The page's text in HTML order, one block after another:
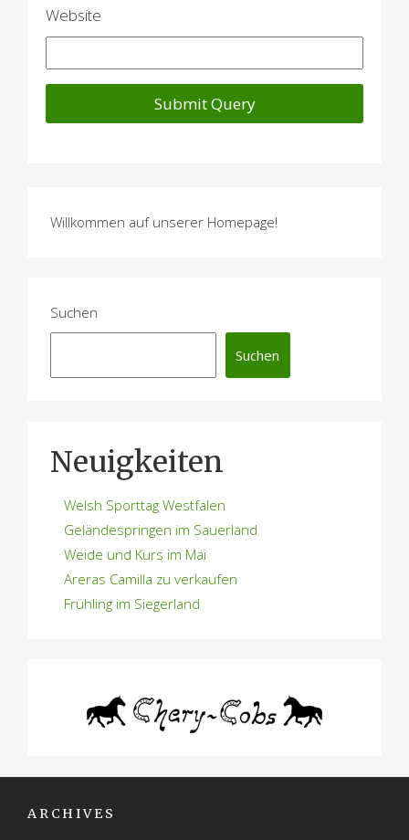
Website
Willkommen auf unserer Homepage!
Suchen
Suchen
Neuigkeiten
Welsh Sporttag Westfalen
Geländespringen im Sauerland
Weide und Kurs im Mai
Areras Camilla zu verkaufen
Frühling im Siegerland
ARCHIVES